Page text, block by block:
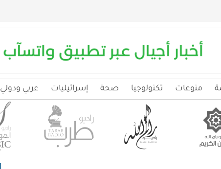
منوعات تكنولوجيا صحة إسرائيليات عربي ودولي